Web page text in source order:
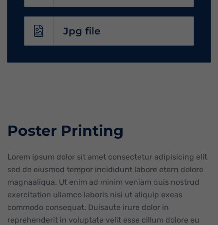
Jpg file
Poster Printing
Lorem ipsum dolor sit amet consectetur adipisicing elit
sed do eiusmod tempor incididunt labore etern dolore
magnaaliqua. Ut enim ad minim veniam quis nostrud
exercitation ullamco laboris nisi ut aliquip exeas
commodo consequat. Duisaute irure dolor in
reprehenderit in voluptate velit esse cillum dolore eu